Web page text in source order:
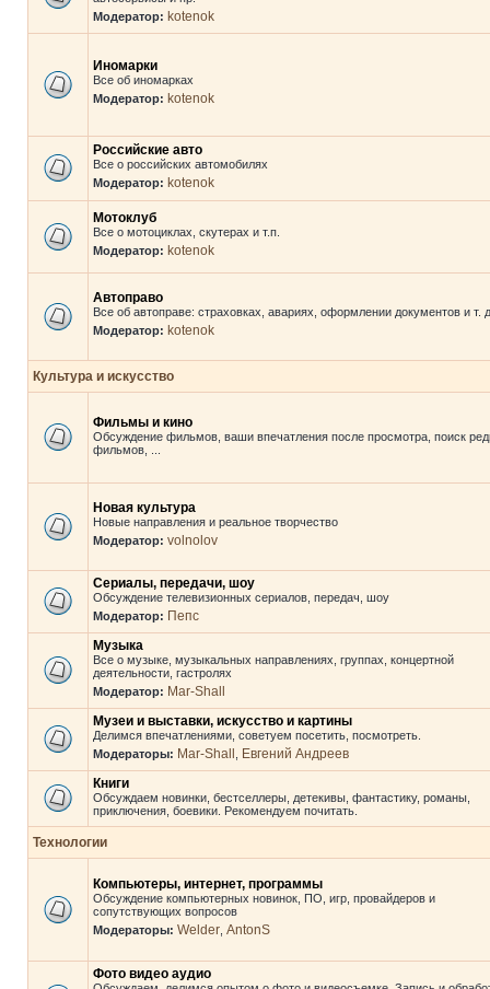
Модератор: kotenok
Иномарки
Все об иномарках
Модератор: kotenok
Российские авто
Все о российских автомобилях
Модератор: kotenok
Мотоклуб
Все о мотоциклах, скутерах и т.п.
Модератор: kotenok
Автоправо
Все об автоправе: страховках, авариях, оформлении документов и т.
Модератор: kotenok
Культура и искусство
Фильмы и кино
Обсуждение фильмов, ваши впечатления после просмотра, поиск
фильмов, ...
Новая культура
Новые направления и реальное творчество
Модератор: volnolov
Сериалы, передачи, шоу
Обсуждение телевизионных сериалов, передач, шоу
Модератор: Пепс
Музыка
Все о музыке, музыкальных направлениях, группах, концертной
деятельности, гастролях
Модератор: Mar-Shall
Музеи и выставки, искусство и картины
Делимся впечатлениями, советуем посетить, посмотреть.
Модераторы: Mar-Shall
Евгений Андреев
Книги
Обсуждаем новинки, бестселлеры, детекивы, фантастику, романы,
приключения, боевики. Рекомендуем почитать.
Технологии
Компьютеры, интернет, программы
Обсуждение компьютерных новинок, ПО, игр, провайдеров и
сопутствующих вопросов
Модераторы: Welder AntonS
Фото видео аудио